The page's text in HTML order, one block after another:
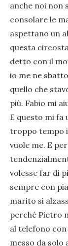
anche noi non
consolare le
aspettano un
questa
detto con il
io me ne
quello che
più. Fabio mi
E questo mi fa
troppo tempo
vuole me. E
volesse far di
sempre con
marito si
perché Pietro
al telefono
messo da